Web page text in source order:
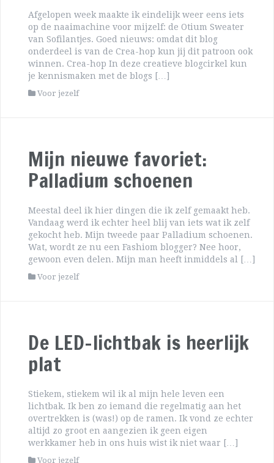
Afgelopen week maakte ik eindelijk weer eens iets
op de naaimachine voor mijzelf: de Otium Sweater
van Sofilantjes. Goed nieuws: omdat dit blog
onderdeel is van de Crea-hop kun jij dit patroon ook
winnen. Crea-hop In deze creatieve blogcirkel kun
je kennismaken met de blogs […]
Voor jezelf
Mijn nieuwe favoriet:
Palladium schoenen
Meestal deel ik hier dingen die ik zelf gemaakt heb.
Vandaag werd ik echter heel blij van iets wat ik zelf
gekocht heb. Mijn tweede paar Palladium schoenen.
Wat, wordt ze nu een Fashiom blogger? Nee hoor,
gewoon even delen. Mijn man heeft inmiddels al […]
Voor jezelf
De LED-lichtbak is heerlijk
plat
Stiekem, stiekem wil ik al mijn hele leven een
lichtbak. Ik ben zo iemand die regelmatig aan het
overtrekken is (was!) op de ramen. Ik vond ze echter
altijd zo groot en aangezien ik geen eigen
werkkamer heb in ons huis wist ik niet waar […]
Voor jezelf